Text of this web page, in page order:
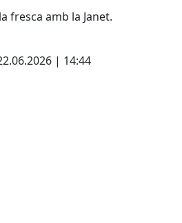
fresca amb la Janet.
| 14:44